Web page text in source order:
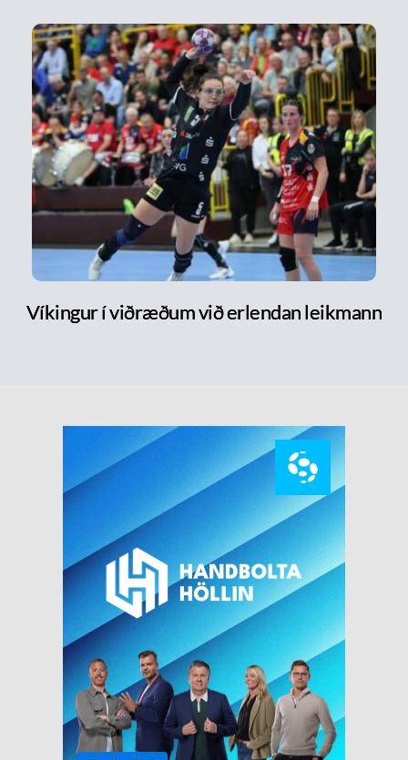
Víkingur í viðræðum við erlendan leikmann